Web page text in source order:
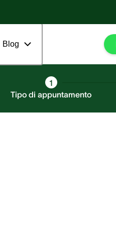
Blog
1
Tipo di appuntamento